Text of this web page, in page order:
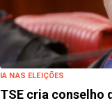
IA NAS ELEIÇÕES
TSE cria conselho